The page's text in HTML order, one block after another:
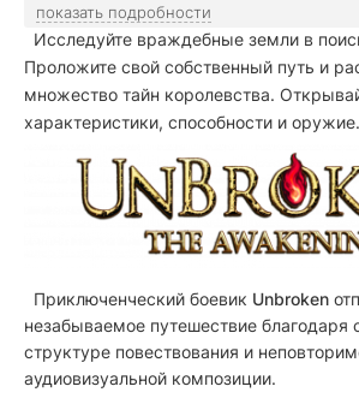
показать подробности
Исследуйте враждебные земли в
Проложите свой собственный путь и
множество тайн королевства.
характеристики, способности и оружие.
Приключенческий боевик Unbroken
незабываемое путешествие благодаря
структуре повествования и
аудиовизуальной композиции.